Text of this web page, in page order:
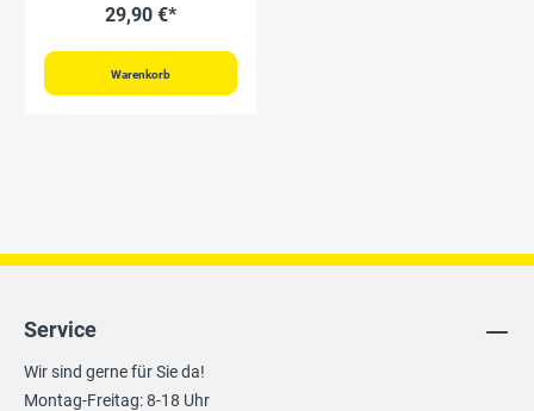
29,90 €*
Warenkorb
Service
Wir sind gerne für Sie da!
Montag-Freitag: 8-18 Uhr